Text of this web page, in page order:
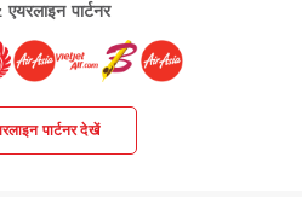
पार्टनर
पार्टनर देखें